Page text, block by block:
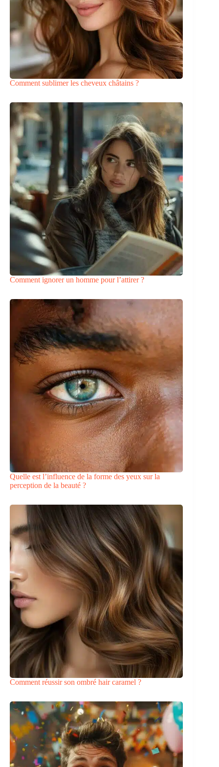
Comment sublimer les cheveux châtains ?
Comment ignorer un homme pour l’attirer ?
Quelle est l’influence de la forme des yeux sur la
perception de la beauté ?
Comment réussir son ombré hair caramel ?